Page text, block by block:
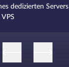
dedizierten Servers